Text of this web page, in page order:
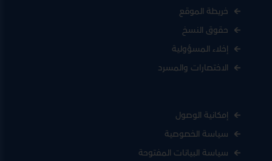
خريطة الموقع
حقوق النسخ
إخلاء المسؤولية
الاختصارات والمسرد
إمكانية الوصول
سياسة الخصوصية
سياسة البيانات المفتوحة